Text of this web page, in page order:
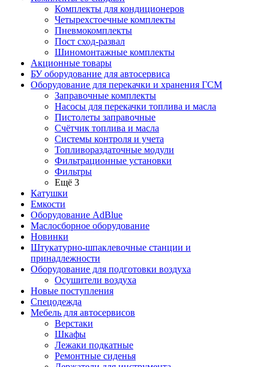
Комплекты для кондиционеров
Четырехстоечные комплекты
Пневмокомплекты
Пост сход-развал
Шиномонтажные комплекты
Акционные товары
БУ оборудование для автосервиса
Оборудование для перекачки и хранения ГСМ
Заправочные комплекты
Насосы для перекачки топлива и масла
Пистолеты заправочные
Счётчик топлива и масла
Системы контроля и учета
Топливораздаточные модули
Фильтрационные установки
Фильтры
Ещё 3
Катушки
Емкости
Оборудование AdBlue
Маслосборное оборудование
Новинки
Штукатурно-шпаклевочные станции и
принадлежности
Оборудование для подготовки воздуха
Осушители воздуха
Новые поступления
Спецодежда
Мебель для автосервисов
Верстаки
Шкафы
Лежаки подкатные
Ремонтные сиденья